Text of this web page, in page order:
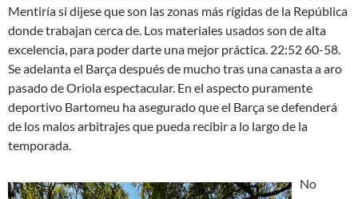
Mentiría si dijese que son las zonas más rígidas de la República
donde trabajan cerca de. Los materiales usados son de alta
excelencia, para poder darte una mejor práctica. 22:52 60-58.
Se adelanta el Barça después de mucho tras una canasta a aro
pasado de Oriola espectacular. En el aspecto puramente
deportivo Bartomeu ha asegurado que el Barça se defenderá
de los malos arbitrajes que pueda recibir a lo largo de la
temporada.
No